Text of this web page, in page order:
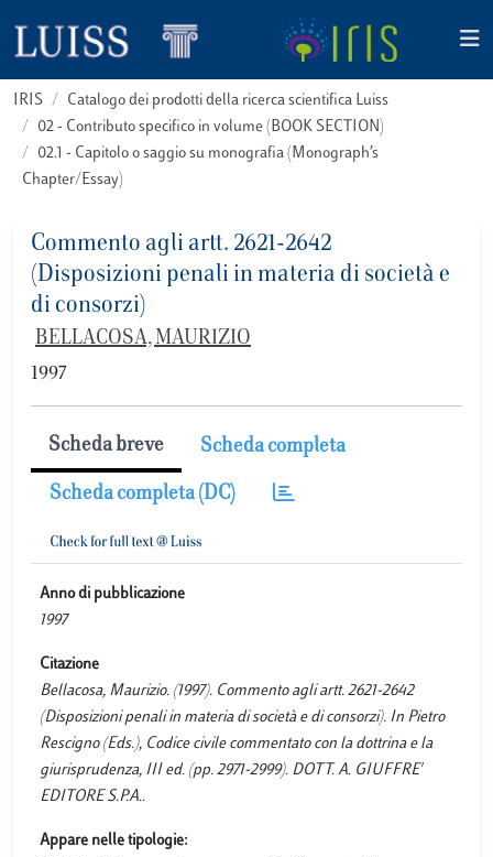
IRIS
Catalogo dei prodotti della ricerca scientifica Luiss
02 - Contributo specifico in volume (BOOK SECTION)
02.1 - Capitolo o saggio su monografia (Monograph’s
Chapter/Essay)
Commento agli artt. 2621-2642
(Disposizioni penali in materia di società e
di consorzi)
BELLACOSA, MAURIZIO
1997
Scheda breve Scheda completa
Scheda completa (DC)
Anno di pubblicazione
1997
Citazione
Bellacosa, Maurizio. (1997). Commento agli artt. 2621-2642
(Disposizioni penali in materia di società e di consorzi). In Pietro
Rescigno (Eds.), Codice civile commentato con la dottrina e la
giurisprudenza, III ed. (pp. 2971-2999). DOTT. A. GIUFFRE'
EDITORE S.P.A..
Appare nelle tipologie: